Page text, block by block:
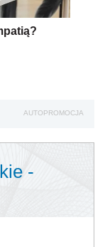
AUTOPROMOCJA
-